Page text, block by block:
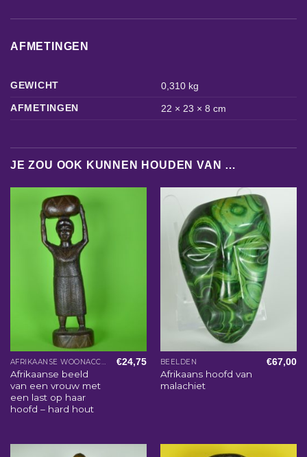
AFMETINGEN
GEWICHT
0,310 kg
AFMETINGEN
22 × 23 × 8 cm
JE ZOU OOK KUNNEN HOUDEN VAN …
AFRIKAANSE WOONACCESSOIRES
Afrikaanse beeld
van een vrouw met
een last op haar
hoofd – hard hout
€24,75 BEELDEN
Afrikaans hoofd van
malachiet
€67,00